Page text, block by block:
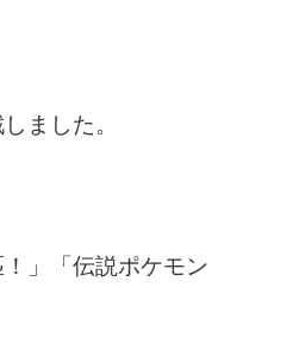
ました。
！」「伝説ポケモン